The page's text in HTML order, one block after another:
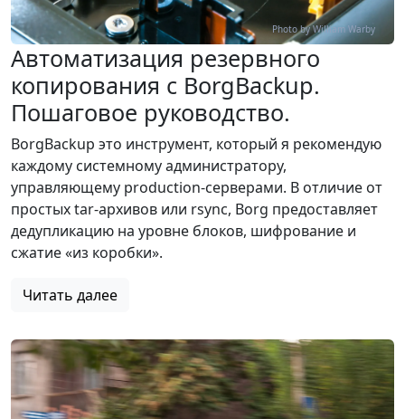
Photo by William Warby
Автоматизация резервного
копирования с BorgBackup.
Пошаговое руководство.
BorgBackup это инструмент, который я рекомендую
каждому системному администратору,
управляющему production-серверами. В отличие от
простых tar-архивов или rsync, Borg предоставляет
дедупликацию на уровне блоков, шифрование и
сжатие «из коробки».
Читать далее